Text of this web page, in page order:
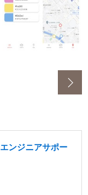
ンジニアサポー